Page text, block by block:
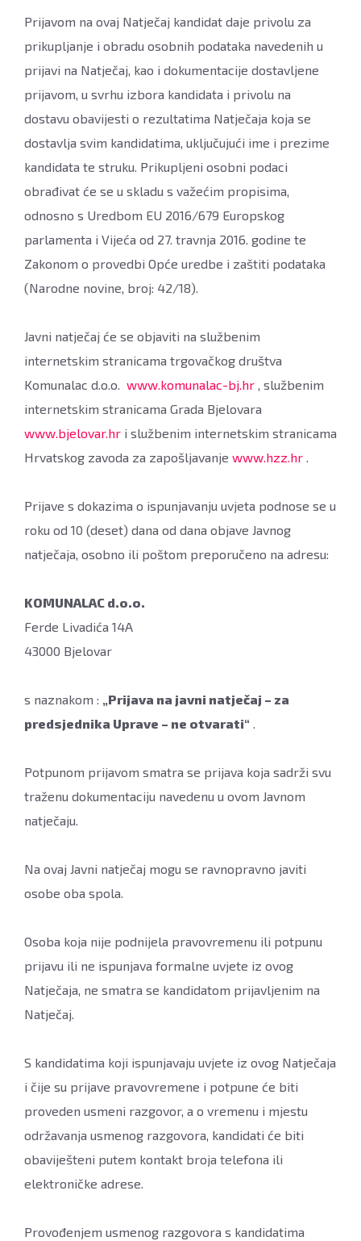
Prijavom na ovaj Natječaj kandidat daje privolu za
prikupljanje i obradu osobnih podataka navedenih u
prijavi na Natječaj, kao i dokumentacije dostavljene
prijavom, u svrhu izbora kandidata i privolu na
dostavu obavijesti o rezultatima Natječaja koja se
dostavlja svim kandidatima, uključujući ime i prezime
kandidata te struku. Prikupljeni osobni podaci
obrađivat će se u skladu s važećim propisima,
odnosno s Uredbom EU 2016/679 Europskog
parlamenta i Vijeća od 27. travnja 2016. godine te
Zakonom o provedbi Opće uredbe i zaštiti podataka
(Narodne novine, broj: 42/18).
Javni natječaj će se objaviti na službenim
internetskim stranicama trgovačkog društva
Komunalac d.o.o. www.komunalac-bj.hr , službenim
internetskim stranicama Grada Bjelovara
www.bjelovar.hr i službenim internetskim stranicama
Hrvatskog zavoda za zapošljavanje www.hzz.hr .
Prijave s dokazima o ispunjavanju uvjeta podnose se u
roku od 10 (deset) dana od dana objave Javnog
natječaja, osobno ili poštom preporučeno na adresu:
KOMUNALAC d.o.o.
Ferde Livadića 14A
43000 Bjelovar
s naznakom : „Prijava na javni natječaj – za
predsjednika Uprave – ne otvarati“ .
Potpunom prijavom smatra se prijava koja sadrži svu
traženu dokumentaciju navedenu u ovom Javnom
natječaju.
Na ovaj Javni natječaj mogu se ravnopravno javiti
osobe oba spola.
Osoba koja nije podnijela pravovremenu ili potpunu
prijavu ili ne ispunjava formalne uvjete iz ovog
Natječaja, ne smatra se kandidatom prijavljenim na
Natječaj.
S kandidatima koji ispunjavaju uvjete iz ovog Natječaja
i čije su prijave pravovremene i potpune će biti
proveden usmeni razgovor, a o vremenu i mjestu
održavanja usmenog razgovora, kandidati će biti
obaviješteni putem kontakt broja telefona ili
elektroničke adrese.
Provođenjem usmenog razgovora s kandidatima